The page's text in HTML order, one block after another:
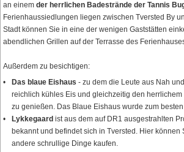
an einem der herrlichen Badestrände der Tannis
Ferienhaussiedlungen liegen zwischen Tversted By
Stadt können Sie in eine der wenigen Gaststätten
abendlichen Grillen auf der Terrasse des
Außerdem zu besichtigen:
Das blaue Eishaus - zu dem die Leute aus Nah
reichlich kühles Eis und gleichzeitig den
zu genießen. Das Blaue Eishaus wurde zum
Lykkegaard ist aus dem auf DR1 ausgestrahlten
bekannt und befindet sich in Tversted. Hier können
andere schrullige Dinge kaufen.